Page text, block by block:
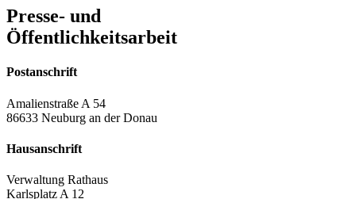
Presse- und
Öffentlichkeitsarbeit
Postanschrift
Amalienstraße A 54
86633 Neuburg an der Donau
Hausanschrift
Verwaltung Rathaus
Karlsplatz A 12